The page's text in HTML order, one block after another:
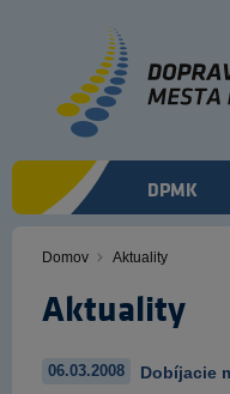
DPMK
Domov Aktuality
Aktuality
06.03.2008
Dobíjacie